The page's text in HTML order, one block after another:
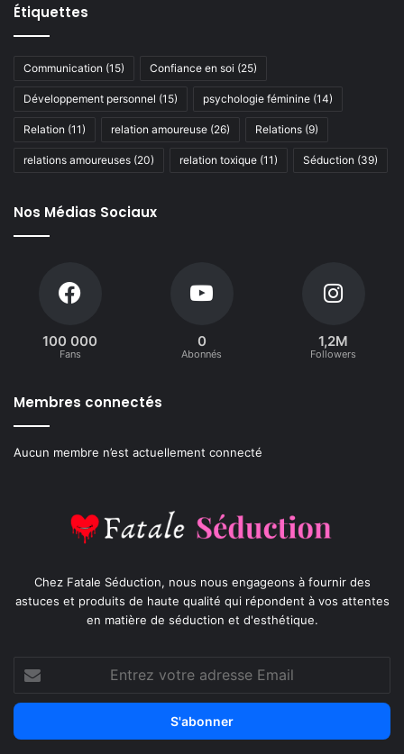
Étiquettes
Communication (15) Confiance en soi (25)
Développement personnel (15) psychologie féminine (14)
Relation (11) relation amoureuse (26) Relations (9)
relations amoureuses (20) relation toxique (11) Séduction (39)
Nos Médias Sociaux
100 000
Fans
0
Abonnés
1,2M
Followers
Membres connectés
Aucun membre n’est actuellement connecté
Chez Fatale Séduction, nous nous engageons à fournir des
astuces et produits de haute qualité qui répondent à vos attentes
en matière de séduction et d'esthétique.
votre
adresse